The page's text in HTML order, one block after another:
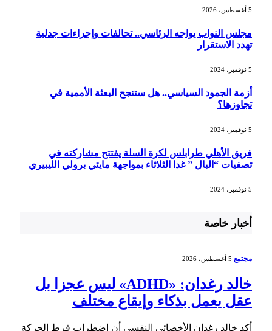
مجلس النواب يواجه الرئاسي.. تحالفات وإجراءات جدلية
تهدد الاستقرار
أزمة الجمود السياسي.. هل ستنجح البعثة الأممية في
تجاوزها؟
فريق الأهلي طرابلس لكرة السلة يفتتح مشاركته في
تصفيات “البال ” غدا الثلاثاء بمواجهة مايتي برولي الليبيري
أخبار خاصة
مجتمع 5 أغسطس، 2026
خالد رغدان: «ADHD» ليس عجزا بل
عقل يعمل بذكاء وإيقاع مختلف
أكد خالد رغدان الأخصائي النفسي أن اضطراب فرط الحركة